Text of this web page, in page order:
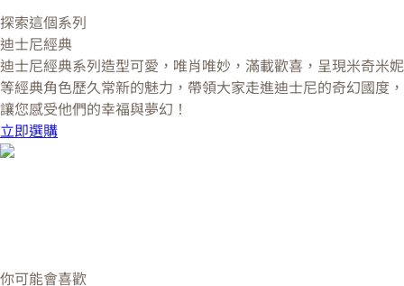
探索這個系列
迪士尼經典
迪士尼經典系列造型可愛，唯肖唯妙，滿載歡喜，呈現米奇米妮
等經典角色歷久常新的魅力，帶領大家走進迪士尼的奇幻國度，
讓您感受他們的幸福與夢幻！
立即選購
你可能會喜歡